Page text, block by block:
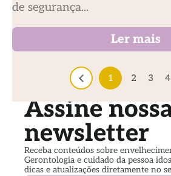
de segurança...
Ler mais
1 2 3 4
Assine
newsletter
Receba conteúdos sobre
Gerontologia e cuidado da pessoa
dicas e atualizações diretamente no